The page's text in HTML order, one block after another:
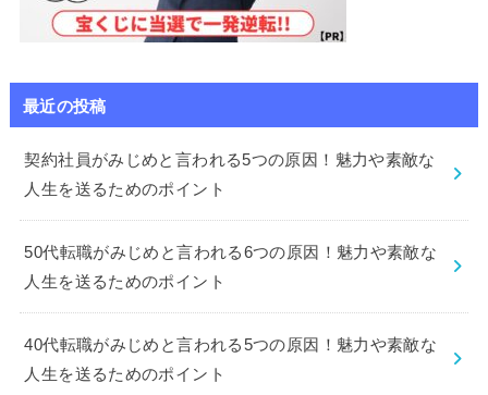
最近の投稿
契約社員がみじめと言われる5つの原因！魅力や素敵な
人生を送るためのポイント
50代転職がみじめと言われる6つの原因！魅力や素敵な
人生を送るためのポイント
40代転職がみじめと言われる5つの原因！魅力や素敵な
人生を送るためのポイント